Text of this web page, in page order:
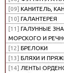
[09] КАНИТЕЛЬ,
[10] ГАЛАНТЕРЕЯ
[11] ГАЛУННЫЕ
МОРСКОГО И
[12] БРЕЛОКИ
[13] БЛЯХИ И
[14] ЛЕНТЫ